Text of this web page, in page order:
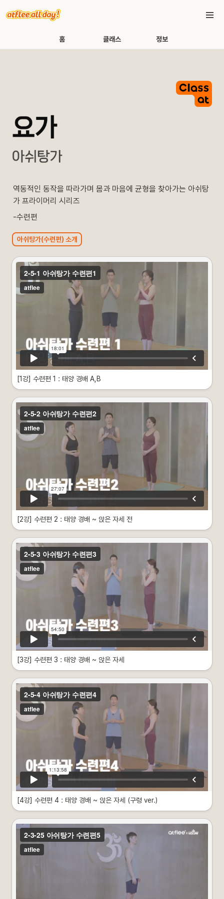
홈 클래스 정보
역동적인 동작을 따라가며 몸과 마음에 균형을 찾아가는 아쉬탕
가 프라이머리 시리즈
-수련편
아쉬탕가(수련편) 소개
영상 소개
• 태양 경배 A, B
• 각자의 난이도에 맞춰 수련하시길 권장합니다.
• 본 아사나로 들어가기 전에 몸을 풀고 집중의 상태를 만들어보세요.
다른 클래스도 이어서 볼까요?
[1강] 수련편 1 : 태양 경배 A,B
영상 소개
• 태양 경배~ 앉은 자세 전
• 각자의 난이도에 맞춰 수련하시길 권장합니다.
• 몸의 정렬을 만들어가는 선자세 위주의 30분 수련에 따라오시길 바랍니다.
다른 클래스도 이어서 볼까요?
이제는 요가 고수의 기운이 느껴져요…한 수 가르쳐 주시겠어요?
[2강] 수련편 2 : 태양 경배 ~ 앉은 자세 전
영상 소개
• 태양 경배 ~ 앉은 자세
• 각자의 난이도에 맞춰 수련하시길 권장합니다.
• 태양경배로 몸을 풀고 앉은자세까지 각 동작을 마스터하는 단계
다른 클래스도 이어서 볼까요?
[3강] 수련편 3 : 태양 경배 ~ 앉은 자세
영상 소개
• 태양 경배 ~ 마치는 자세
• 각자의 난이도에 맞춰 수련하시길 권장합니다.
• 아쉬탕가 프라이머리시리즈 전체 동작의 흐름을 익히는 1시간 15분 수련
[4강] 수련편 4 : 태양 경배 ~ 앉은 자세 (구령 ver.)